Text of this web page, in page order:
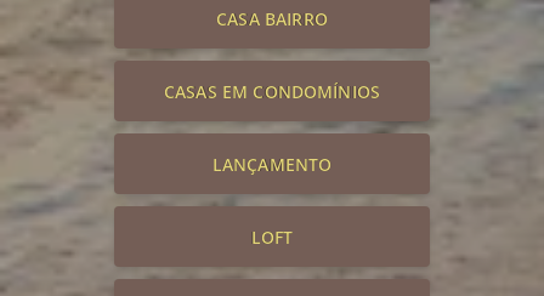
CASA BAIRRO
CASAS EM CONDOMÍNIOS
LANÇAMENTO
LOFT